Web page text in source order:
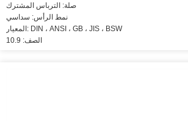
صلة: الترباس المشترك
نمط الرأس: سداسي
المعيار: DIN ، ANSI ، GB ، JIS ، BSW
الصف: 10.9